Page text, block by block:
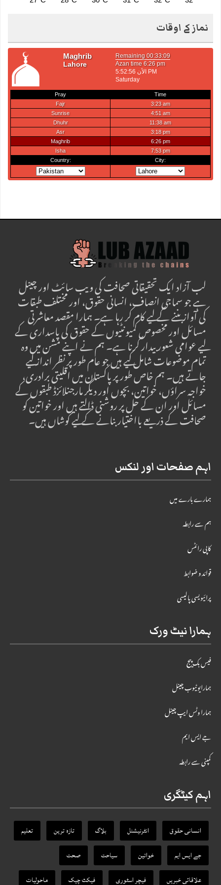
نماز کے اوقات
لب آزاد ایک تحقیقاتی صحافت کی ویب سائٹ اور چینل
ہے جو سماجی انصاف، انسانی حقوق، اور مختلف طبقات
کی آواز بننے کے لیے کام کر رہا ہے۔ ہمارا مقصد معاشرتی
مسائل اور مخصوص کمیونٹیوں کے حقوق کی پاسداری کے
لیے عوامی شعور بیدار کرنا ہے۔ ہم نے اپنے مشن میں وہ
تمام موضوعات شامل کیے ہیں جو عام طور پر نظر انداز کیے
جاتے ہیں۔ ہم خاص طور پر پاکستان میں اقلیتی برادری،
خواجہ سراؤں، خواتین، بچوں اور دیگر مارجنلائزڈ طبقوں کے
مسائل اور ان کے حل پر روشنی ڈالتے ہیں اور خواتین کو
صحافت کے ذریعے بااختیار بنانے کے لیے کوشاں ہیں۔
اہم صفحات اور لنکس
ہمارے بارے میں
ہم سے رابطہ
کاپی رائٹس
قوائد و ضوابط
پرائیویسی پالیسی
ہمارا نیٹ ورک
فیس بک پیج
ہمارایوٹیوب چینل
ہمارا وٹس ایپ چینل
جے ایس ایم
کمپنی سے رابطہ
اہم کیٹگری
انسانی حقوق انٹرنیشنل بلاگ تازہ ترین
تعلیم
جے ایس ایم
خواتین سیاحت
صحت
علاقائی خبریں
فیچر اسٹوری فیکٹ‌ چیک ماحولیات